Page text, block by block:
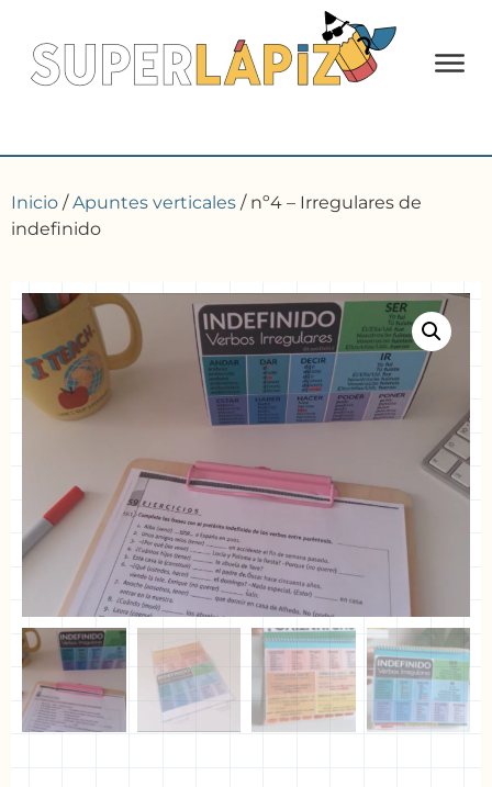
Inicio /Apuntes verticales / nº4 – Irregulares de
indefinido